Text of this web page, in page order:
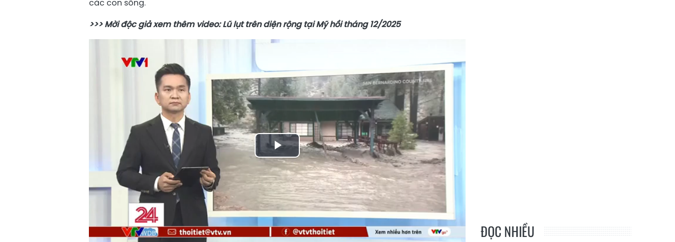
các con sông.
>>> Mời độc giả xem thêm video: Lũ lụt trên diện rộng tại Mỹ hồi tháng 12/2025
Play
Video
ĐỌC NHIỀU